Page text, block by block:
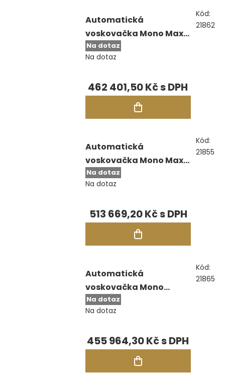
Na dotaz
Automatická
voskovačka Mono Maxi
Endura
Na dotaz
462 401,50 Kč
Kód:
21862
Na dotaz
Automatická
voskovačka Mono Maxi
Intuitive
Na dotaz
513 669,20 Kč
Kód:
21855
Na dotaz
Automatická
voskovačka Mono
Vision PC 4.0
Na dotaz
455 964,30 Kč
Kód:
21865